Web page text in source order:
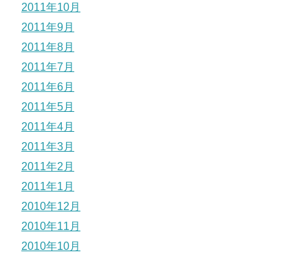
2011年10月
2011年9月
2011年8月
2011年7月
2011年6月
2011年5月
2011年4月
2011年3月
2011年2月
2011年1月
2010年12月
2010年11月
2010年10月